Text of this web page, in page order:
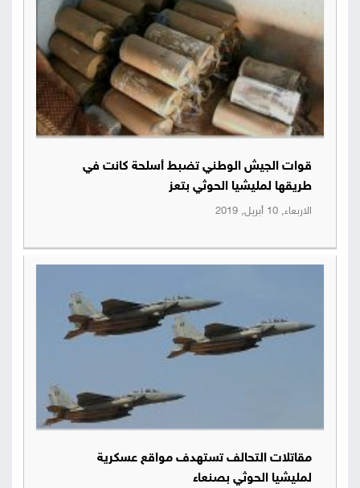
قوات الجيش الوطني تضبط أسلحة كانت في
طريقها لمليشيا الحوثي بتعز
الاربعاء, 10 أبريل, 2019
مقاتلات التحالف تستهدف مواقع عسكرية
لمليشيا الحوثي بصنعاء